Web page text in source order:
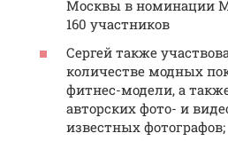
Москвы в номинации
160 участников
Сергей также
количестве модных
фитнес-модели, а
авторских фото- и
известных фотографов;